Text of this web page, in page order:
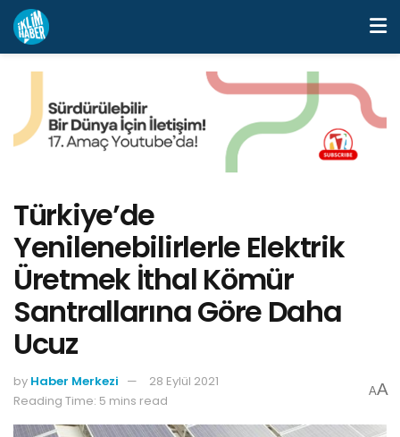
Türkiye’de
Yenilenebilirlerle Elektrik
Üretmek İthal Kömür
Santrallarına Göre Daha
Ucuz
by Haber Merkezi
28 Eylül 2021
Reading Time: 5 mins read
AA